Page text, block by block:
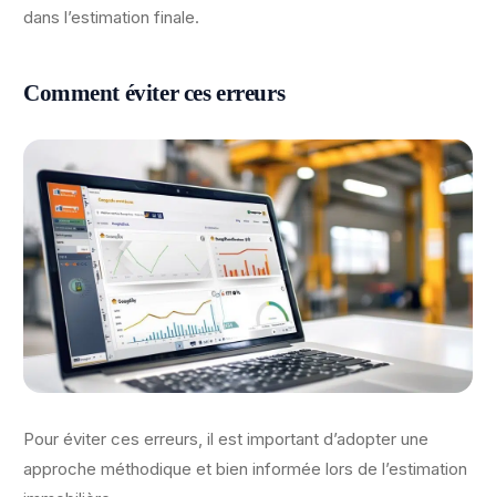
dans l’estimation finale.
Comment éviter ces erreurs
Pour éviter ces erreurs, il est important d’adopter une
approche méthodique et bien informée lors de l’estimation